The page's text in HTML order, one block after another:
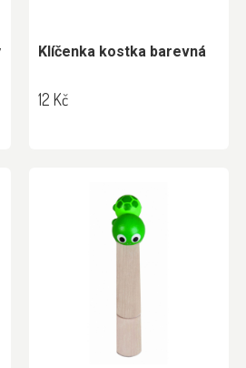
Klíčenka kostka barevná
12 Kč